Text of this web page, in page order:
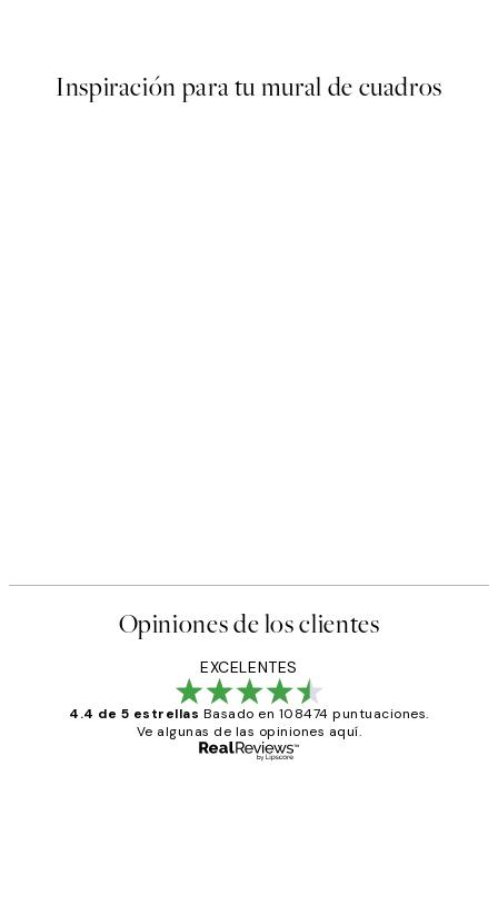
Inspiración para tu mural de cuadros
Opiniones de los clientes
EXCELENTES
4.4 de 5 estrellas Basado en 108474 puntuaciones.
Ve algunas de las opiniones aquí.